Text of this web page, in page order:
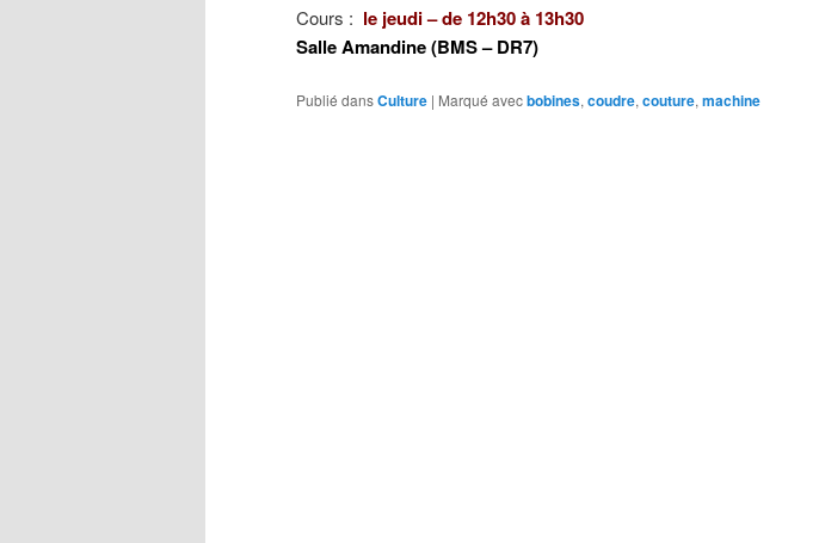
Cours : le jeudi– de 12h30 à 13h30
Salle Amandine (BMS – DR7)
Publié dansCulture | Marqué avecbobines, coudre, couture, machine